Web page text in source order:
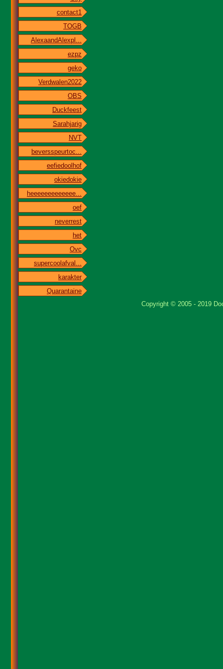
contact1
TOGB
AlexaandAlexpl...
ezpz
geko
Verdwalen2022
OBS
Duckfeest
Sarahjarig
NVT
beversspeurtoc...
eefiedoolhof
okiedokie
heeeeeeeeeeeee...
oef
neverrest
het
Ovc
supercoolafval...
karakter
Quarantaine
Copyright © 2005 - 2019